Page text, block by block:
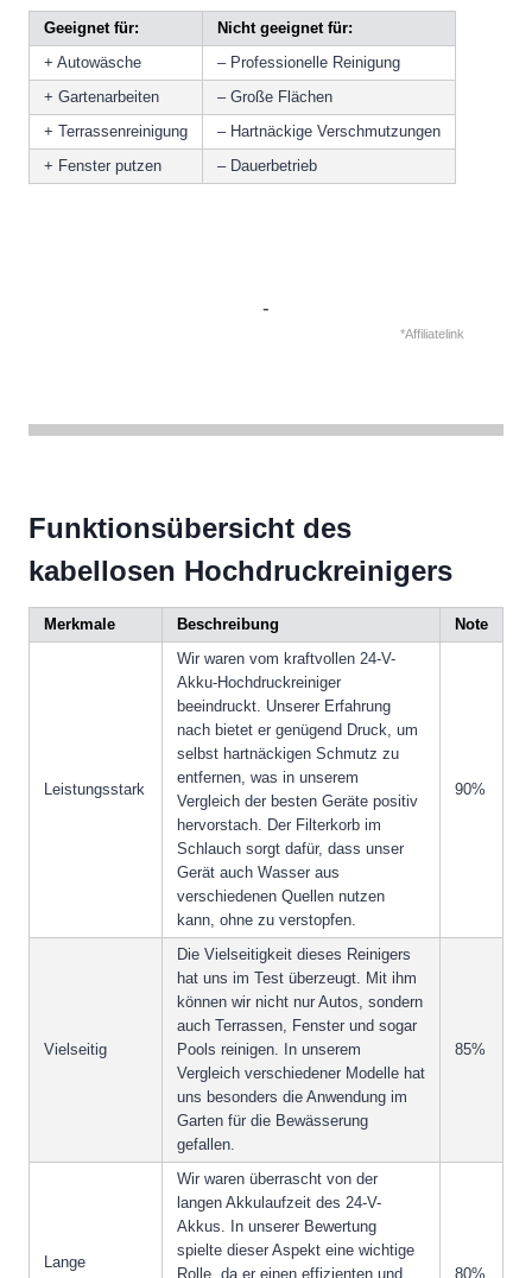
Geeignet für:
Nicht geeignet für:
+ Autowäsche
– Professionelle Reinigung
+ Gartenarbeiten
– Große Flächen
+ Terrassenreinigung
– Hartnäckige Verschmutzungen
+ Fenster putzen
– Dauerbetrieb
-
*Affiliatelink
Funktionsübersicht des
kabellosen Hochdruckreinigers
Merkmale Beschreibung Note
Leistungsstark
Wir waren vom kraftvollen 24-V-
Akku-Hochdruckreiniger
beeindruckt. Unserer Erfahrung
nach bietet er genügend Druck, um
selbst hartnäckigen Schmutz zu
entfernen, was in unserem
Vergleich der besten Geräte positiv
hervorstach. Der Filterkorb im
Schlauch sorgt dafür, dass unser
Gerät auch Wasser aus
verschiedenen Quellen nutzen
kann, ohne zu verstopfen.
90%
Vielseitig
Die Vielseitigkeit dieses Reinigers
hat uns im Test überzeugt. Mit ihm
können wir nicht nur Autos, sondern
auch Terrassen, Fenster und sogar
Pools reinigen. In unserem
Vergleich verschiedener Modelle hat
uns besonders die Anwendung im
Garten für die Bewässerung
gefallen.
85%
Lange
Wir waren überrascht von der
langen Akkulaufzeit des 24-V-
Akkus. In unserer Bewertung
spielte dieser Aspekt eine wichtige
Rolle, da er einen effizienten und
80%